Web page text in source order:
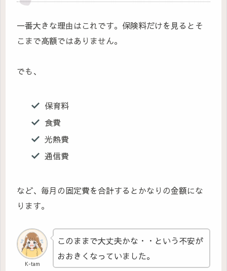
一番大きな理由はこれです。保険料だけを見るとそ
こまで高額ではありません。
でも、
保育料
食費
光熱費
通信費
など、毎月の固定費を合計するとかなりの金額にな
ります。
K-tam
このままで大丈夫かな・・という不安が
おおきくなっていました。